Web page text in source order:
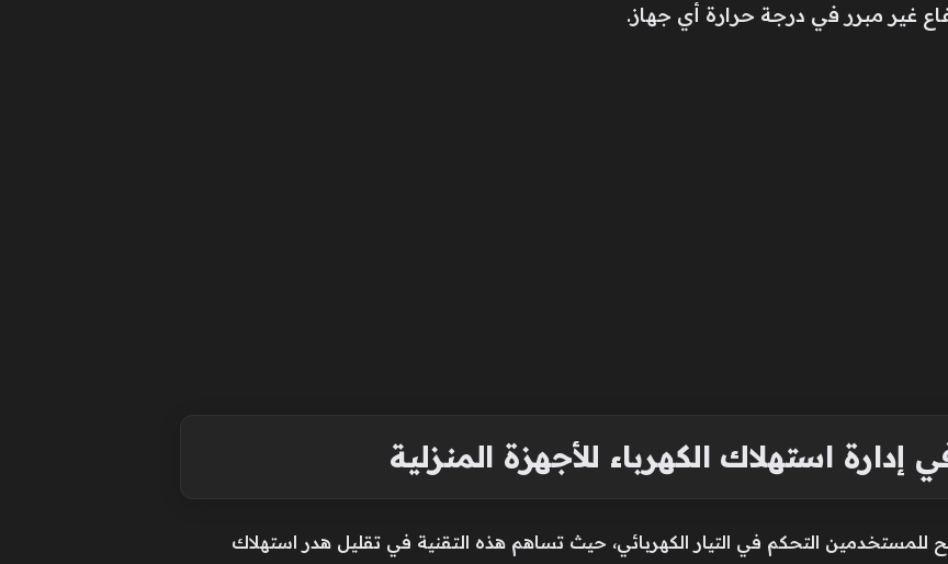
غير مبرر في درجة حرارة أي جهاز.
إدارة استهلاك الكهرباء للأجهزة المنزلية
التحكم في التيار الكهربائي، حيث تساهم هذه التقنية في تقليل هدر استهلاك